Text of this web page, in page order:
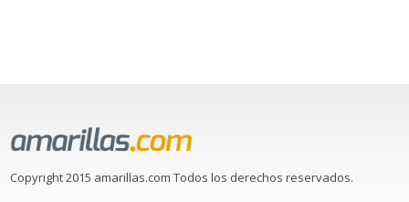
Copyright 2015 amarillas.com Todos los derechos reservados.